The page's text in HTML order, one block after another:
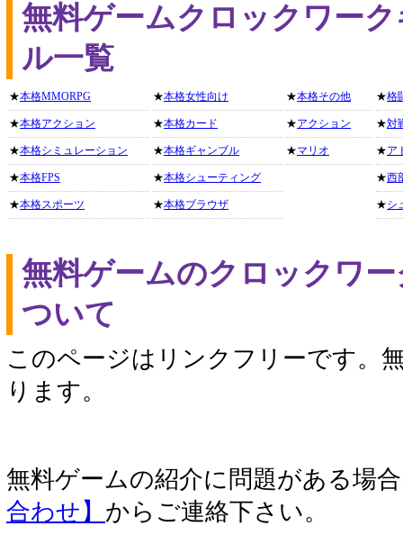
無料ゲームクロックワー
ル一覧
★本格MMORPG
★本格アクション
★本格シミュレーション
★本格FPS
★本格スポーツ
★本格女性向け
★本格カード
★本格ギャンブル
★本格シューティング
★本格ブラウザ
★本格その他
★アクション
★マリオ
★格
★対
★ア
★西
★シ
無料ゲームのクロックワ
ついて
このページはリンクフリーです。
ります。
無料ゲームの紹介に問題がある場
合わせ】 からご連絡下さい。